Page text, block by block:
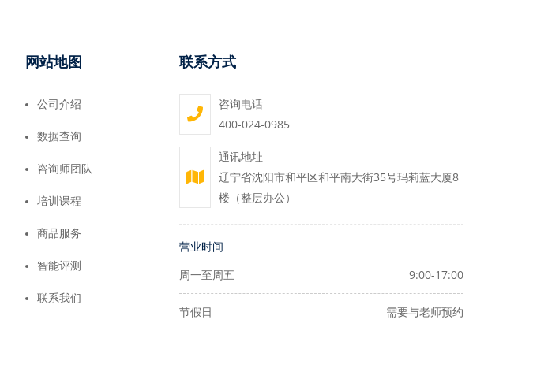
网站地图
公司介绍
数据查询
咨询师团队
培训课程
商品服务
智能评测
联系我们
联系方式
咨询电话
400-024-0985
通讯地址
辽宁省沈阳市和平区和平南大街35号玛莉蓝大厦8
楼（整层办公）
营业时间
周一至周五 9:00-17:00
节假日 需要与老师预约